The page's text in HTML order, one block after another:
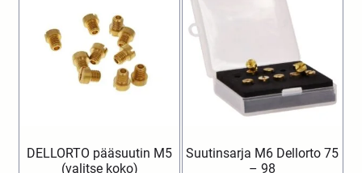
DELLORTO pääsuutin M5
(valitse koko)
Suutinsarja M6 Dellorto 75
– 98